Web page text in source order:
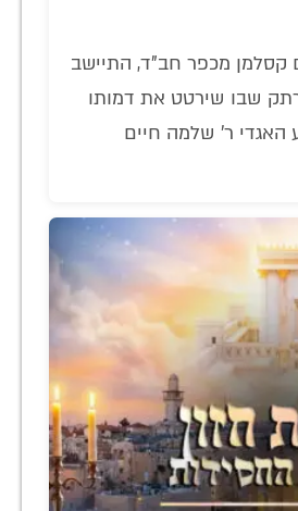
קסלמן מכפר חב"ד, התיישב
שבו שירטט את דמותו
האגדי ר' שלמה חיים